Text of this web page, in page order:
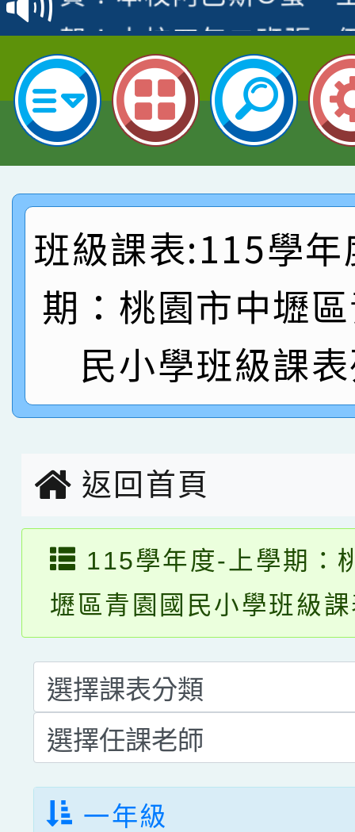
名
倩參加桃園市科展 國
名 指導老師王老師、
賀！本校四年二班張O
園市英語競賽國小朗讀
指導老師林老師
賀！本校參加桃園市中
賽 劉文瑛教師榮獲教
臺灣台語-第二名
賀！本校參與2026世
市賽榮獲科學小創客佳
創客第三名。
賀！本校參加桃園市中
賽 洪綺君教師榮獲社
名
賀！本校阿巴斯O蜜、
倩參加桃園市科展 國
名 指導老師王老師、
賀！本校四年二班張O
園市英語競賽國小朗讀
指導老師林老師
賀！本校參加桃園市中
賽 劉文瑛教師榮獲教
臺灣台語-第二名
賀！本校參與2026世
班級課表:115學
期：桃園市中壢
民小學班級課
返回首頁
115學年度-上學期：
壢區青園國民小學班級
一年級